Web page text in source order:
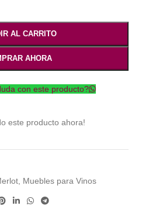
AL CARRITO
AHORA
con este producto?
este producto ahora!
Muebles para Vinos